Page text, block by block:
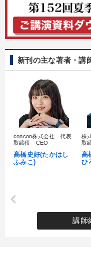
資産戦略 企業戦略に
「利上げ時代の最新・銀
全国経営者セミナー収
評講話
数字・税務・決算書
【最新刊】時代を超え
集２タイトル
目的別
組織を強化したい
パフォーマンス向上
新刊の主な著者・講
concon株式会社 代表
取締役 CEO
髙橋史好(たかはし
ふみこ)
株
取
高
ひ
講師